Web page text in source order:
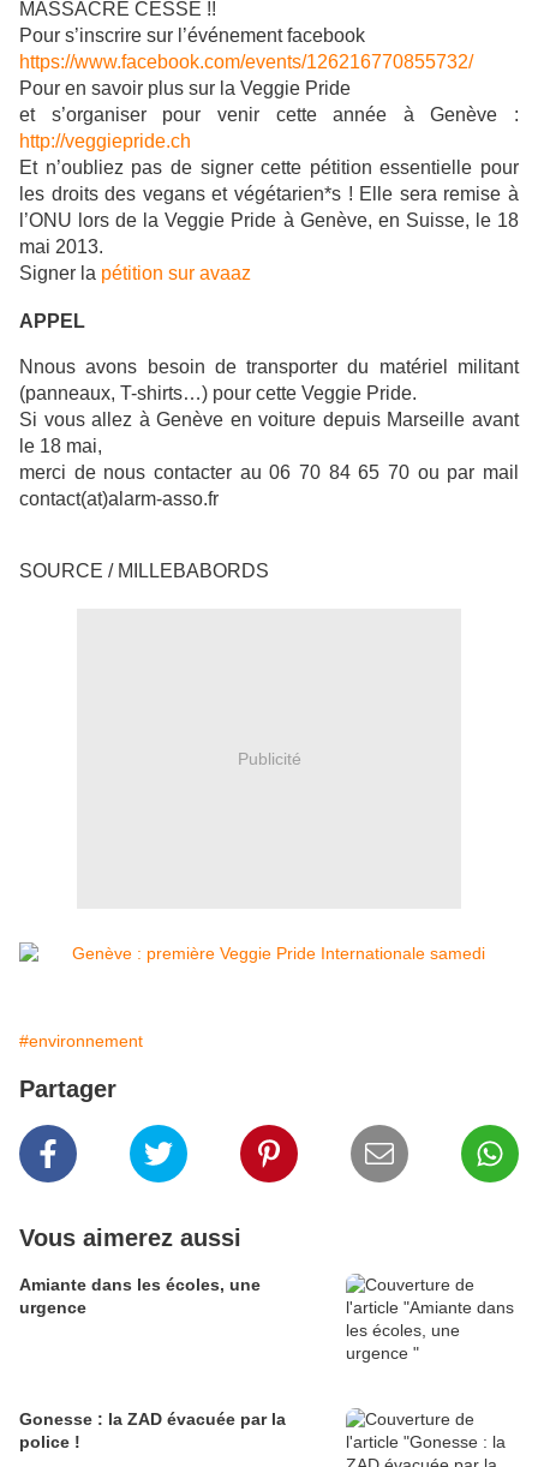
MASSACRE CESSE !!
Pour s’inscrire sur l’événement facebook
https://www.facebook.com/events/126216770855732/
Pour en savoir plus sur la Veggie Pride
et s’organiser pour venir cette année à Genève :
http://veggiepride.ch
Et n’oubliez pas de signer cette pétition essentielle pour
les droits des vegans et végétarien*s ! Elle sera remise à
l’ONU lors de la Veggie Pride à Genève, en Suisse, le 18
mai 2013.
Signer la pétition sur avaaz
APPEL
Nnous avons besoin de transporter du matériel militant
(panneaux, T-shirts…) pour cette Veggie Pride.
Si vous allez à Genève en voiture depuis Marseille avant
le 18 mai,
merci de nous contacter au 06 70 84 65 70 ou par mail
contact(at)alarm-asso.fr
SOURCE / MILLEBABORDS
Publicité
#environnement
Partager
Vous aimerez aussi
Amiante dans les écoles, une
urgence
Gonesse : la ZAD évacuée par la
police !